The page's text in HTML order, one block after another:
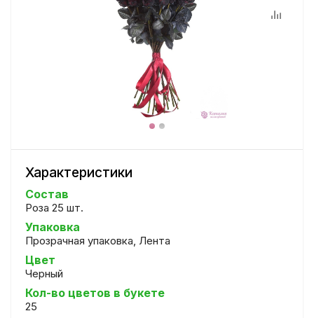
Характеристики
Состав
Роза 25 шт.
Упаковка
Прозрачная упаковка, Лента
Цвет
Черный
Кол-во цветов в букете
25